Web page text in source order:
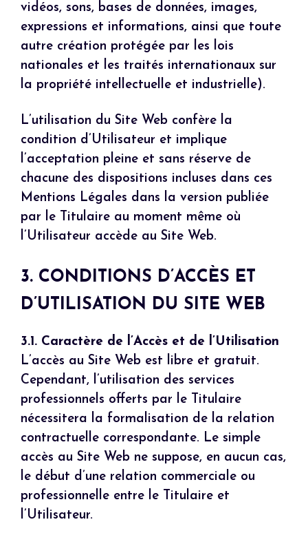
vidéos, sons, bases de données, images,
expressions et informations, ainsi que toute
autre création protégée par les lois
nationales et les traités internationaux sur
la propriété intellectuelle et industrielle).
L’utilisation du Site Web confère la
condition d’Utilisateur et implique
l’acceptation pleine et sans réserve de
chacune des dispositions incluses dans ces
Mentions Légales dans la version publiée
par le Titulaire au moment même où
l’Utilisateur accède au Site Web.
3. CONDITIONS D’ACCÈS ET
D’UTILISATION DU SITE WEB
3.1. Caractère de l’Accès et de l’Utilisation
L’accès au Site Web est libre et gratuit.
Cependant, l’utilisation des services
professionnels offerts par le Titulaire
nécessitera la formalisation de la relation
contractuelle correspondante. Le simple
accès au Site Web ne suppose, en aucun cas,
le début d’une relation commerciale ou
professionnelle entre le Titulaire et
l’Utilisateur.